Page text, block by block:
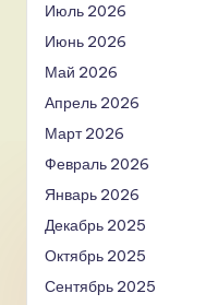
Июль 2026
Июнь 2026
Май 2026
Апрель 2026
Март 2026
Февраль 2026
Январь 2026
Декабрь 2025
Октябрь 2025
Сентябрь 2025